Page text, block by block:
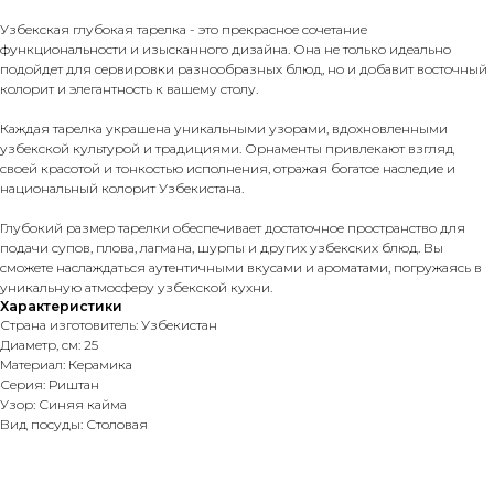
Узбекская глубокая тарелка - это прекрасное сочетание
функциональности и изысканного дизайна. Она не только идеально
подойдет для сервировки разнообразных блюд, но и добавит восточный
колорит и элегантность к вашему столу.
Каждая тарелка украшена уникальными узорами, вдохновленными
узбекской культурой и традициями. Орнаменты привлекают взгляд
своей красотой и тонкостью исполнения, отражая богатое наследие и
национальный колорит Узбекистана.
Глубокий размер тарелки обеспечивает достаточное пространство для
подачи супов, плова, лагмана, шурпы и других узбекских блюд. Вы
сможете наслаждаться аутентичными вкусами и ароматами, погружаясь в
уникальную атмосферу узбекской кухни.
Характеристики
Страна изготовитель: Узбекистан
Диаметр, см: 25
Материал: Керамика
Серия: Риштан
Узор: Синяя кайма
Вид посуды: Столовая